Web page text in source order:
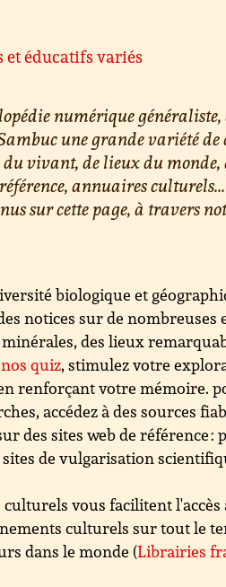
et éducatifs variés
numérique
une grande variété de
du vivant, de lieux du
annuaires
sur cette page, à travers
biologique et
notices sur de nombreuses
des lieux
quiz, stimulez votre
renforçant votre mémoire.
accédez à des sources
des sites web de référence :
de vulgarisation
vous facilitent l'accès
culturels sur tout le
dans le monde (Librairies